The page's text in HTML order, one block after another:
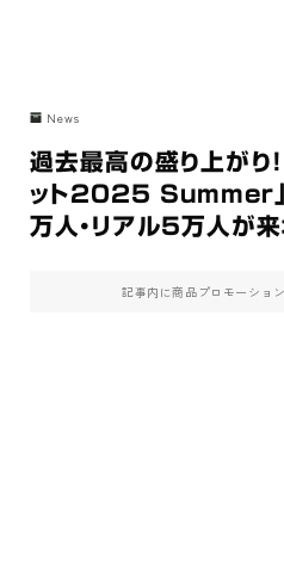
News
過去最高の盛り上がり
ット2025 Summer
万人・リアル5万人が
記事内に商品プロモーショ